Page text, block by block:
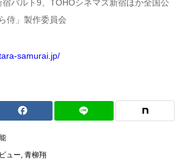
バルト9、TOHOシネマズ新宿ほか全国公
侍」製作委員会
samurai.jp/
ュー, 青柳翔